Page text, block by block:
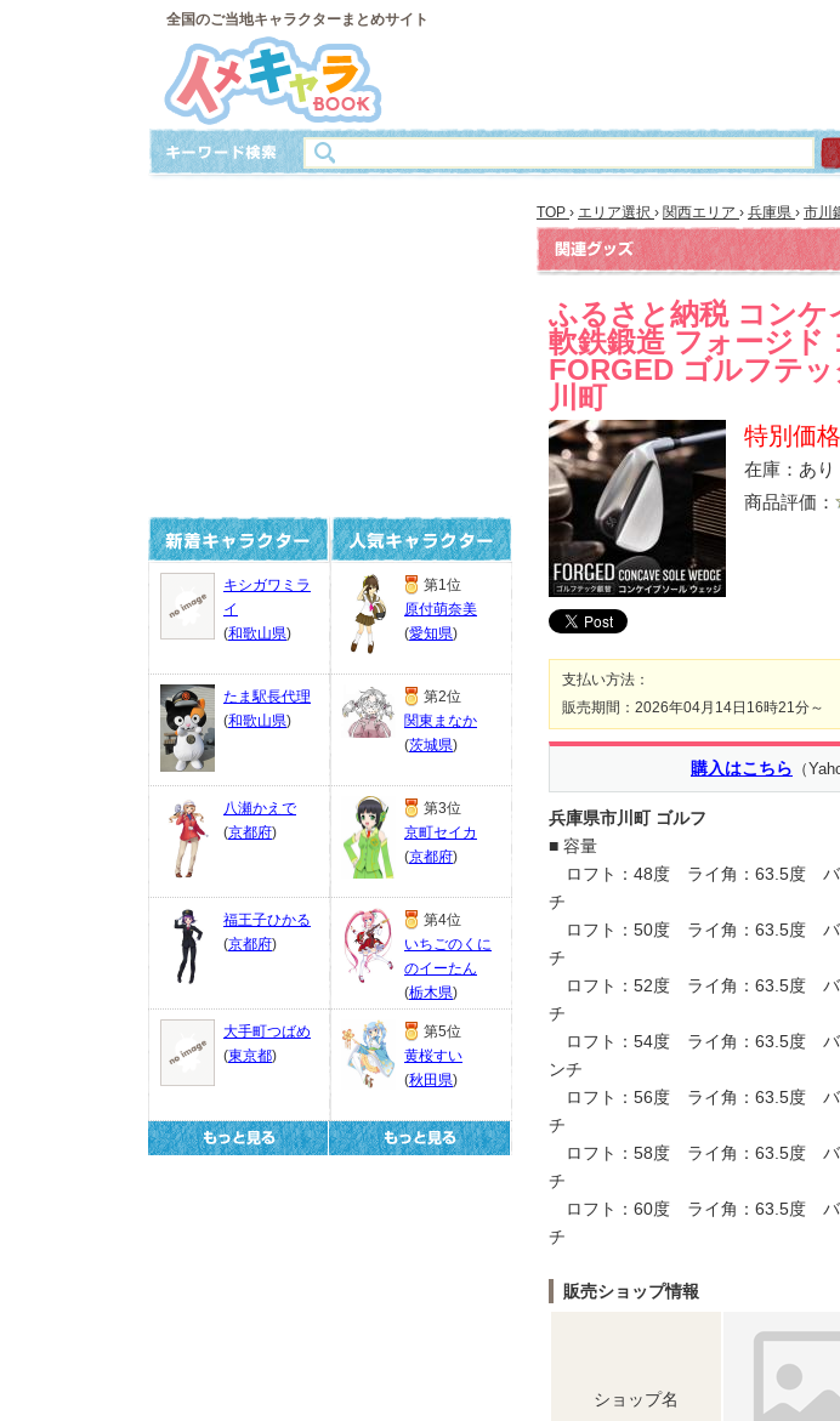
全国のご当地キャラクターまとめサイト
キシガワミラ
イ
(和歌山県)
たま駅長代理
(和歌山県)
八瀬かえで
(京都府)
福王子ひかる
(京都府)
大手町つばめ
(東京都)
第1位
原付萌奈美
(愛知県)
第2位
関東まなか
(茨城県)
第3位
京町セイカ
(京都府)
第4位
いちごのくに
のイーたん
(栃木県)
第5位
黄桜すい
(秋田県)
TOP › エリア選択 › 関西エリア › 兵庫県 › 市川
ふるさと納税 コン
軟鉄鍛造 フォージド
FORGED ゴルフテ
川町
特別価
在庫：あり
商品評価：
支払い方法：
販売期間：2026年04月14日16時21分～
購入はこちら （
兵庫県市川町 ゴルフ
■ 容量
ロフト：48度 ライ角：63.5度
チ
ロフト：50度 ライ角：63.5度
チ
ロフト：52度 ライ角：63.5度
チ
ロフト：54度 ライ角：63.5度
ンチ
ロフト：56度 ライ角：63.5度
チ
ロフト：58度 ライ角：63.5度
チ
ロフト：60度 ライ角：63.5度
チ
販売ショップ情報
ショップ名